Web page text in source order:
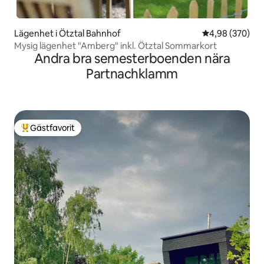
Lägenhet i Ötztal Bahnhof 4,98 av 5 i
4,98 (370)
Mysig lägenhet "Amberg" inkl. Ötztal Sommarkort
Andra bra semesterboenden nära
Partnachklamm
Populär gästfavorit
Gästfavorit